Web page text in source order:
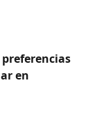
preferencias
en